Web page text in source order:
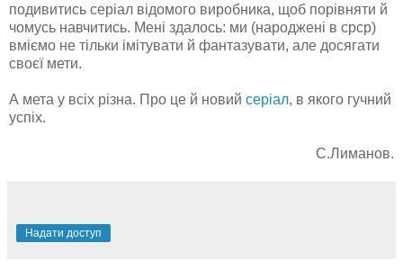
подивитись серіал відомого виробника, щоб порівняти й
чомусь навчитись. Мені здалось: ми (народжені в срср)
вміємо не тільки імітувати й фантазувати, але досягати
своєї мети.
А мета у всіх різна. Про це й новий серіал, в якого гучний
успіх.
С.Лиманов.
Надати доступ